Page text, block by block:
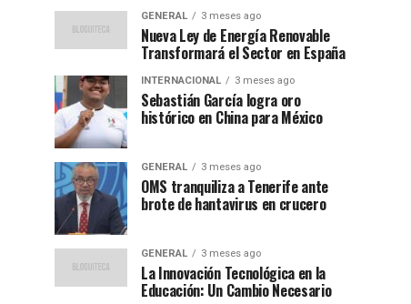
GENERAL 3 meses ago
Nueva Ley de Energía Renovable
Transformará el Sector en España
INTERNACIONAL 3 meses ago
Sebastián García logra oro
histórico en China para México
GENERAL 3 meses ago
OMS tranquiliza a Tenerife ante
brote de hantavirus en crucero
GENERAL 3 meses ago
La Innovación Tecnológica en la
Educación: Un Cambio Necesario